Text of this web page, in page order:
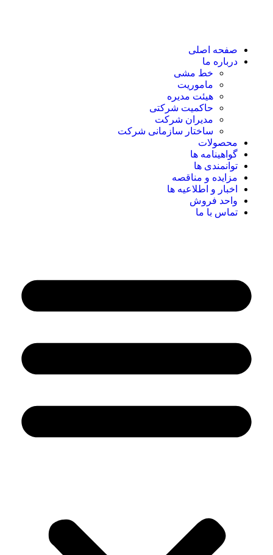
صفحه اصلی
درباره ما
خط مشی
ماموریت
هیئت مدیره
حاکمیت شرکتی
مدیران شرکت
ساختار سازمانی شرکت
محصولات
گواهینامه ها
توانمندی ها
مزایده و مناقصه
اخبار و اطلاعیه ها
واحد فروش
تماس با ما